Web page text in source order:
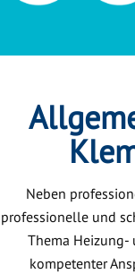
Neben
professionelle und
Thema Heizung-
kompetenter